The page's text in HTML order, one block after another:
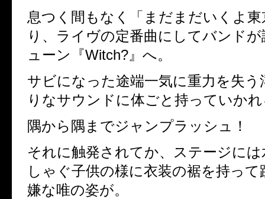
息つく間もなく「まだまだいくよ東
り、ライヴの定番曲にしてバンド
ューン『Witch? 』へ。
サビになった途端一気に重力を失う
りなサウンドに体ごと持っていか
隅から隅までジャンプラッシュ！
それに触発されてか、ステージに
しゃぐ子供の様に衣装の裾を持っ
嫌な唯の姿が。